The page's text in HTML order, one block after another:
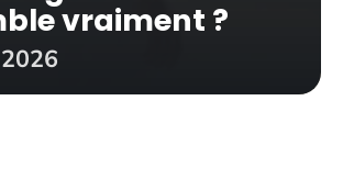
vraiment ?